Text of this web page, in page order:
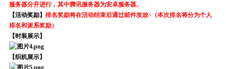
服务器分开进行，其中腾讯服务器为安卓服务器。
【活动奖励】 排名奖励将在活动结束后通过邮件发放~（本次排名将分为个人
排名和派系奖励）
【时装展示】
【织机展示】